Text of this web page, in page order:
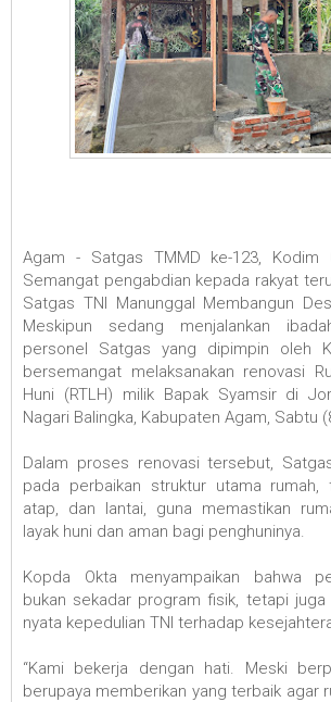
Agam - Satgas TMMD ke-123, Kodim
Semangat pengabdian kepada rakyat
Satgas TNI Manunggal Membangun
Meskipun sedang menjalankan
personel Satgas yang dipimpin oleh
bersemangat melaksanakan renovasi
Huni (RTLH) milik Bapak Syamsir di
Nagari Balingka, Kabupaten Agam, Sabtu
Dalam proses renovasi tersebut,
pada perbaikan struktur utama rumah,
atap, dan lantai, guna memastikan
layak huni dan aman bagi penghuninya.
Kopda Okta menyampaikan bahwa
bukan sekadar program fisik, tetapi juga
nyata kepedulian TNI terhadap
“Kami bekerja dengan hati. Meski
berupaya memberikan yang terbaik agar